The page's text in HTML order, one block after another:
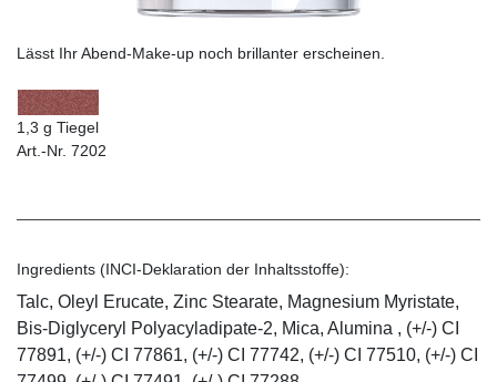
Lässt Ihr Abend-Make-up noch brillanter erscheinen.
1,3 g Tiegel
Art.-Nr. 7202
Ingredients (INCI-Deklaration der Inhaltsstoffe):
Talc, Oleyl Erucate, Zinc Stearate, Magnesium Myristate,
Bis-Diglyceryl Polyacyladipate-2, Mica, Alumina , (+/-) CI
77891, (+/-) CI 77861, (+/-) CI 77742, (+/-) CI 77510, (+/-) CI